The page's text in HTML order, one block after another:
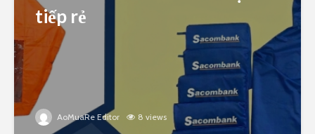
tiếp rẻ
AoMuaRe Editor 8 views